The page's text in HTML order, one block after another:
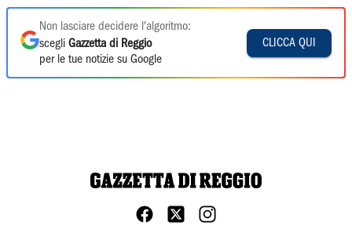
Non lasciare decidere l'algoritmo:
scegli Gazzetta di Reggio
per le tue notizie su Google
CLICCA QUI